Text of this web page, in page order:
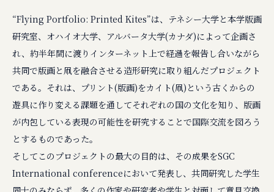
“Flying Portfolio: Printed Kites”は、テネシー大学と本学版画
研究室、オハイオ大学、アルバータ大学(カナダ)によって企画さ
れ、約半年間に渡りインターネット上で経過を報告し合いながら
共同で版画と凧を融合させる造形研究に取り組んだプロジェクト
である。それは、プリント(版画)をカイト(凧)という古くからの
遊具に作り変える課題を通してそれぞれの国の文化を知り、版画
が内包している表現の可能性を研究することで国際交流を図ろう
とするものであった。
そしてこのプロジェクトの最大の目的は、その成果をSGC
International conferenceにおいて発表し、共同研究した学生